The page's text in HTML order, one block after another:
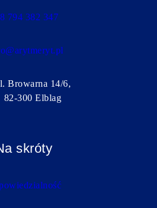
794 382 347
Browarna 14/6,
82-300 Elblag
skróty